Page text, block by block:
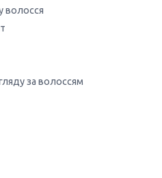
волосся
за волоссям